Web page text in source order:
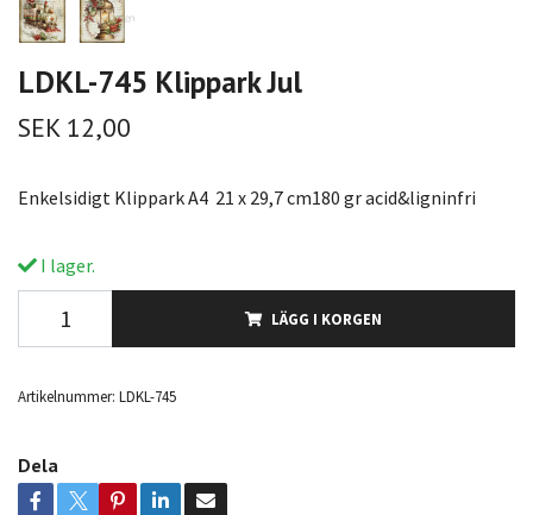
LDKL-745 Klippark Jul
SEK 12,00
Enkelsidigt Klippark A4 21 x 29,7 cm180 gr acid&ligninfri
I lager.
LÄGG I KORGEN
Artikelnummer: LDKL-745
Dela